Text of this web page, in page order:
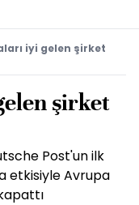
iyi gelen şirket
şirket
Post'un ilk
etkisiyle Avrupa